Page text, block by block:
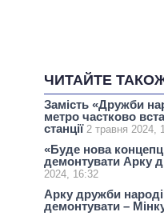
ЧИТАЙТЕ
Замість «Дружби
метро частково
станції 2 травня 2024,
«Буде нова
демонтувати Арку
2024, 16:32
Арку дружби
демонтувати –